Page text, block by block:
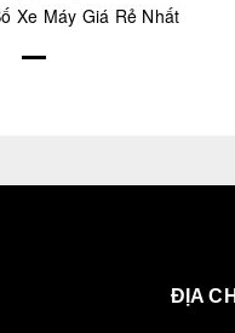
Xe Máy Giá Rẻ Nhất
ĐỊA